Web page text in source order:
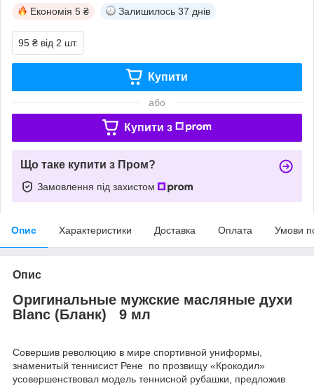
Економія 5 ₴ Залишилось 37 днів
95 ₴ від 2 шт.
Купити
або
Купити з
Що таке купити з Пром?
Замовлення під захистом
Опис Характеристики Доставка Оплата Умови
Опис
Оригинальные мужские масляные духи
Blanc (Бланк) 9 мл
Совершив революцию в мире спортивной униформы,
знаменитый теннисист Рене по прозвищу «Крокодил»
усовершенствовал модель теннисной рубашки, предложив